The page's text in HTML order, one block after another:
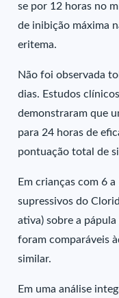
se por 12 horas no
de inibição máxima
eritema.
Não foi observada
dias. Estudos
demonstraram que
para 24 horas de
pontuação total de
Em crianças com 6
supressivos do
ativa) sobre a
foram comparáveis
similar.
Em uma análise